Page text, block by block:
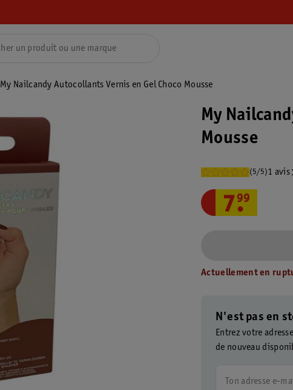
My Nailcandy Autocollants Vernis en Gel Choco Mousse
My
Mousse
(5/5)1 avis
7.
99
Actuellement en
N'est pas en
Entrez votre
de nouveau
Ton adresse e-